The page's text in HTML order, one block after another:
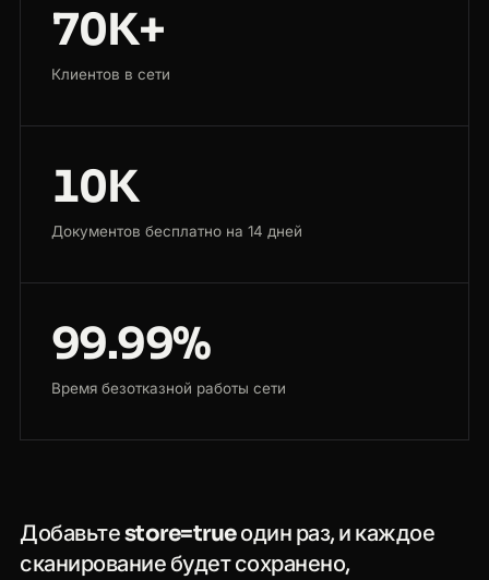
70K+
Клиентов в сети
10K
Документов бесплатно на 14 дней
99.99%
Время безотказной работы сети
Добавьтеstore=trueодин раз, и каждое
сканирование будет сохранено,